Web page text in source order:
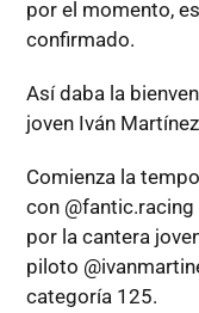
por el momento,
confirmado.
Así daba la
joven Iván
Comienza la
con
por la cantera
piloto
categoría 125.